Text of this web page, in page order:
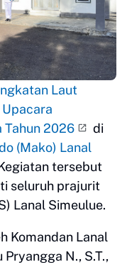
Laut
Upacara
Tahun 2026
di
(Mako) Lanal
tersebut
seluruh prajurit
Lanal Simeulue.
Komandan Lanal
N., S.T.,